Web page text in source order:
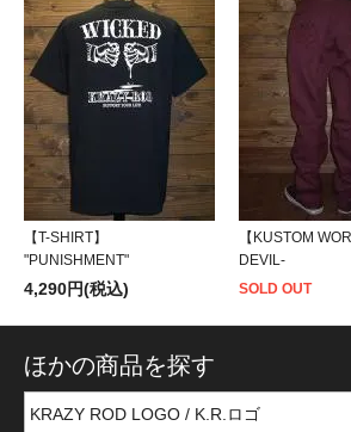
【T-SHIRT】
"PUNISHMENT"
4,290円(税込)
【KUSTOM
DEVIL-
SOLD OUT
ほかの商品を探す